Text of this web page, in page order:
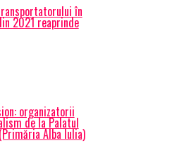
în
2021 reaprinde
organizatorii
de la Palatul
Alba Iulia)